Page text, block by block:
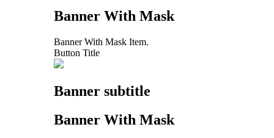
Banner With Mask
Banner With Mask Item.
Button Title
Banner subtitle
Banner With Mask